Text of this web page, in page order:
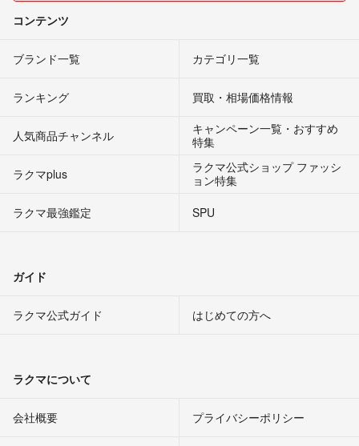
コンテンツ
ブランド一覧 カテゴリ一覧
ランキング 買取・相場価格情報
人気商品チャンネル
キャンペーン一覧・おすすめ
特集
ラクマplus
ラクマ公式ショップ ファッシ
ョン特集
ラクマ最強鑑定
SPU
ガイド
ラクマ公式ガイド はじめての方へ
ラクマについて
会社概要 プライバシーポリシー